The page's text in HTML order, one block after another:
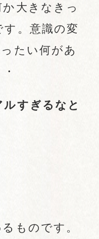
大きなきっ
。意識の変
たい何があ
ルすぎるなと
ものです。